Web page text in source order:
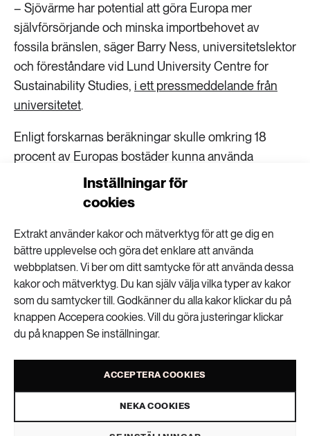
Inställningar för
cookies
Extrakt använder kakor och mätverktyg för att ge dig en
bättre upplevelse och göra det enklare att använda
webbplatsen. Vi ber om ditt samtycke för att använda dessa
kakor och mätverktyg. Du kan själv välja vilka typer av kakor
som du samtycker till. Godkänner du alla kakor klickar du på
knappen Accepera cookies. Vill du göra justeringar klickar
du på knappen Se inställningar.
ACCEPTERA COOKIES
NEKA COOKIES
– Sjövärme har potential att göra Europa mer
självförsörjande och minska importbehovet av
fossila bränslen, säger Barry Ness, universitetslektor
och föreståndare vid Lund University Centre for
Sustainability Studies, i ett pressmeddelande från
universitetet.
Enligt forskarnas beräkningar skulle omkring 18
procent av Europas bostäder kunna använda
sjövärme. I dag används det av mindre än en procent.
Forskarna har även identifierat de hinder som står i
vägen för en utbyggnad av tekniken. De ser till
exempel att finns otydligheter i regler och riktlinjer,
kanske på grund av att metoden ännu inte är så
känd.
Charlie Olofsson text
VISA KOMMENTARER (1) OCH DELA